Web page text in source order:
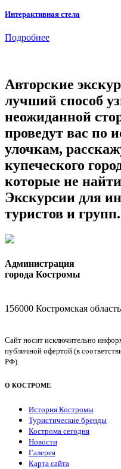
Интерактивная стела
Подробнее
Авторские
лучший способ
неожиданной
проведут вас по
улочкам,
купеческого
которые не
Экскурсии для
туристов и групп.
Администрация
города Костромы
156000 Костромская
Сайт носит исключительно
публичной офертой (в
РФ).
О КОСТРОМЕ
История Костромы
Туристические бренды
Кострома сегодня
Новости
Галерея
Карта сайта